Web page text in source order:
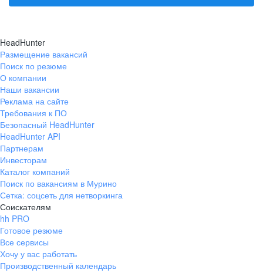
HeadHunter
Размещение вакансий
Поиск по резюме
О компании
Наши вакансии
Реклама на сайте
Требования к ПО
Безопасный HeadHunter
HeadHunter API
Партнерам
Инвесторам
Каталог компаний
Поиск по вакансиям в Мурино
Сетка: соцсеть для нетворкинга
Соискателям
hh PRO
Готовое резюме
Все сервисы
Хочу у вас работать
Производственный календарь